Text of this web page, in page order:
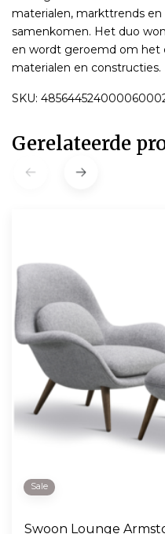
materialen, markttrends
samenkomen. Het duo
en wordt geroemd om het
materialen en constructies.
SKU:
Gerelateerde
Sale
Swoon Lounge